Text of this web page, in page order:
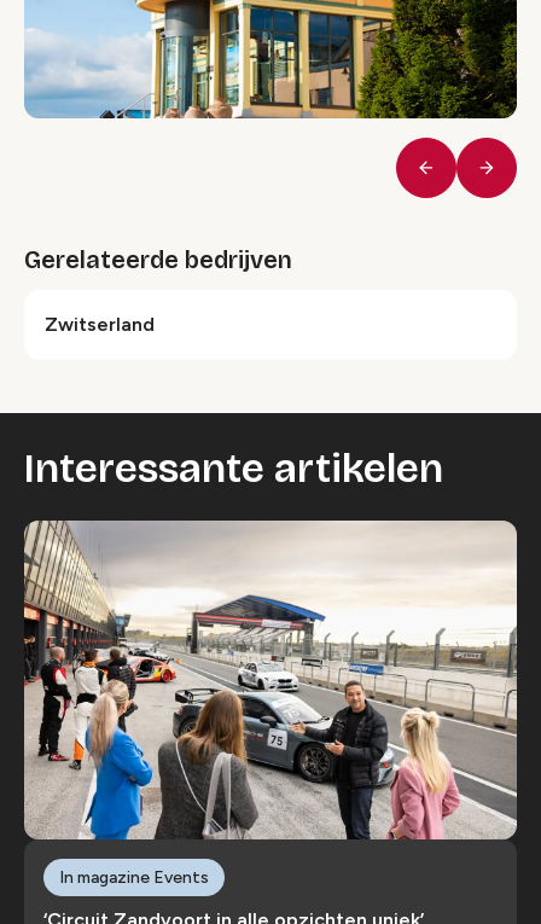
Vorige
Gerelateerde bedrijven
Zwitserland
Interessante artikelen
In magazine Events